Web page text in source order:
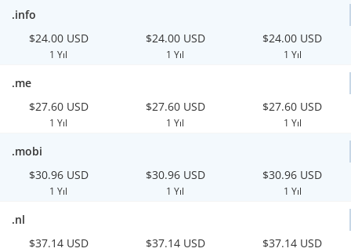
.info
$24.00 USD
1 Yıl
$24.00 USD
1 Yıl
$24.00 USD
1 Yıl
.me
$27.60 USD
1 Yıl
$27.60 USD
1 Yıl
$27.60 USD
1 Yıl
.mobi
$30.96 USD
1 Yıl
$30.96 USD
1 Yıl
$30.96 USD
1 Yıl
.nl
$37.14 USD
$37.14 USD $37.14 USD